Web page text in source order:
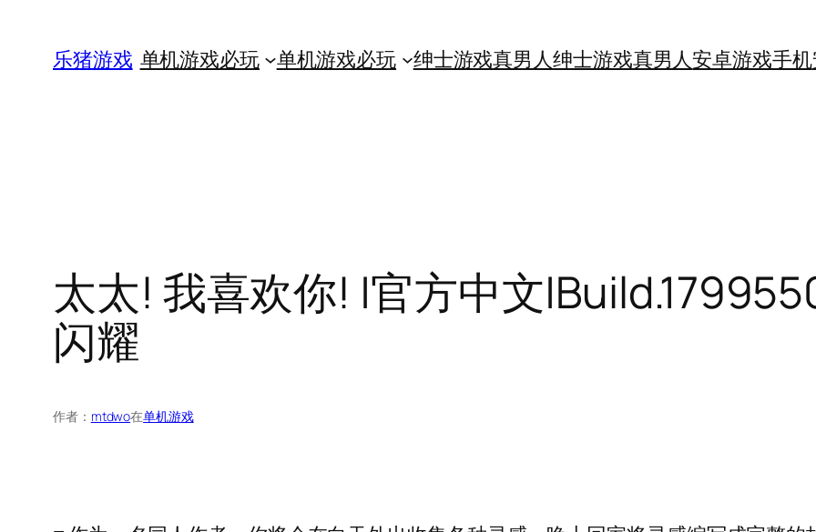
乐猪游戏 单机游戏必玩 单机游戏必玩 绅士游戏真男人绅士游戏真男人安卓游戏手机
太太! 我喜欢你! |官方中文
闪耀
作者： mtdwo在单机游戏